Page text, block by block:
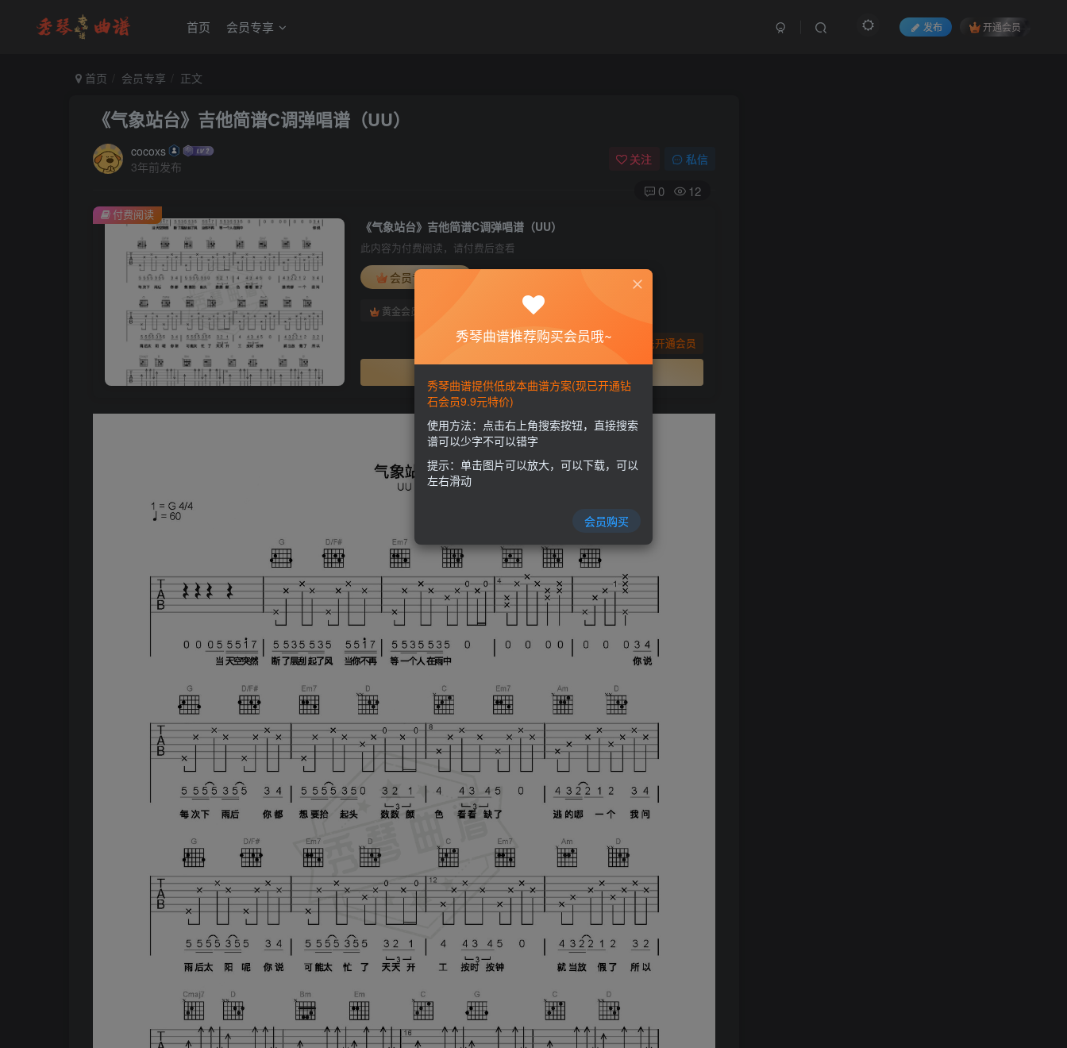
首页 会员专享 发布 开通会员
首页 会员专享 正文
《气象站台》吉他简谱C调弹唱谱（UU）
cocoxs
3年前发布
关注 私信
0 12
《气象站台》吉他简谱C调弹唱谱（UU）
此内容为付费阅读，请付费后查看
会员专属资源
黄金会员 免费
您暂无购买权限，请先开通会员
付费阅读
秀琴曲谱推荐购买会员哦~
秀琴曲谱提供低成本曲谱方案(现已开通钻
石会员9.9元特价)
使用方法：点击右上角搜索按钮，直接搜索
谱可以少字不可以错字
提示：单击图片可以放大，可以下载，可以
左右滑动
会员购买